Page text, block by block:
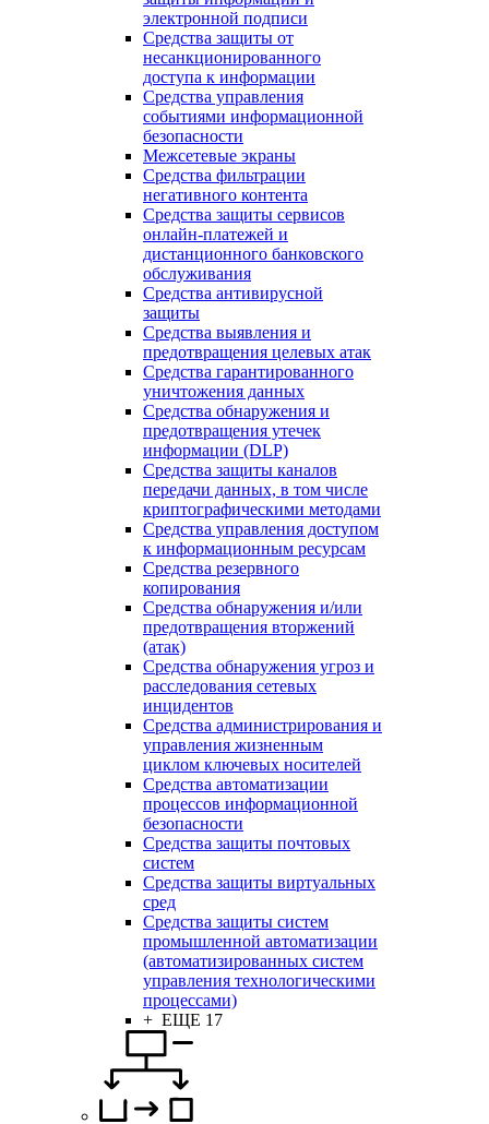
электронной подписи
Средства защиты от
несанкционированного
доступа к информации
Средства управления
событиями информационной
безопасности
Межсетевые экраны
Средства фильтрации
негативного контента
Средства защиты сервисов
онлайн-платежей и
дистанционного банковского
обслуживания
Средства антивирусной
защиты
Средства выявления и
предотвращения целевых атак
Средства гарантированного
уничтожения данных
Средства обнаружения и
предотвращения утечек
информации (DLP)
Средства защиты каналов
передачи данных, в том числе
криптографическими методами
Средства управления доступом
к информационным ресурсам
Средства резервного
копирования
Средства обнаружения и/или
предотвращения вторжений
(атак)
Средства обнаружения угроз и
расследования сетевых
инцидентов
Средства администрирования и
управления жизненным
циклом ключевых носителей
Средства автоматизации
процессов информационной
безопасности
Средства защиты почтовых
систем
Средства защиты виртуальных
сред
Средства защиты систем
промышленной автоматизации
(автоматизированных систем
управления технологическими
процессами)
+ ЕЩЕ 17